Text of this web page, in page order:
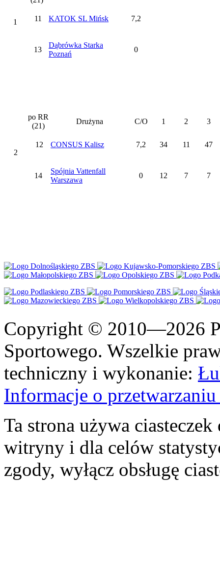
1 11 KATOK SL Mińsk 7,2
13
Dąbrówka Starka
Poznań
0
2
po RR
(21)
Drużyna C/O 1 2 3
12 CONSUS Kalisz 7,2 34 11 47
14
Spójnia Vattenfall
Warszawa
0 12 7 7
Copyright © 2010—2026
Sportowego. Wszelkie
techniczny i wykonanie:
Informacje o
Ta strona używa
witryny i dla celów
zgody, wyłącz obsługę